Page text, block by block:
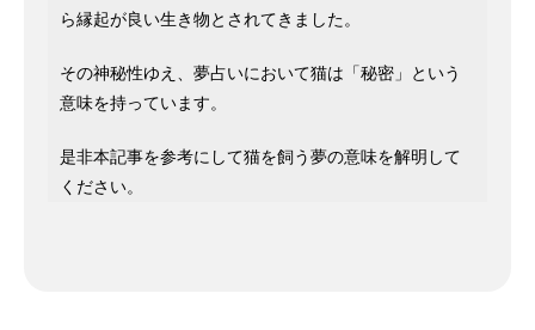
ら縁起が良い生き物とされてきました。
その神秘性ゆえ、夢占いにおいて猫は「秘密」という
意味を持っています。
是非本記事を参考にして猫を飼う夢の意味を解明して
ください。